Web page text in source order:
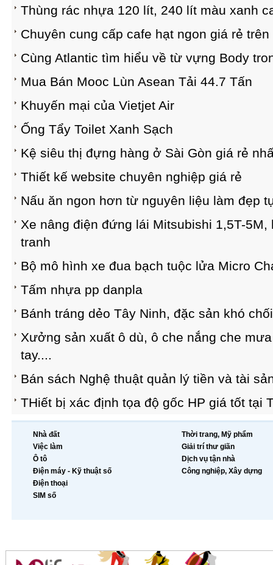
Thùng rác nhựa 120 lít, 240 lít màu xanh
Chuyên cung cấp cafe hạt ngon giá rẻ
Cùng Atlantic tìm hiểu về từ vựng Body
Mua Bán Mooc Lùn Asean Tải 44.7 Tấn
Khuyến mại của Vietjet Air
Ống Tẩy Toilet Xanh Sạch
Kệ siêu thị đựng hàng ở Sài Gòn giá rẻ
Thiết kế website chuyên nghiệp giá rẻ
Nấu ăn ngon hơn từ nguyên liệu làm đẹp
Xe nâng điện đứng lái Mitsubishi 1,5T-
tranh
Bộ mô hình xe đua bạch tuộc lửa Micro
Tấm nhựa pp danpla
Bánh tráng dẻo Tây Ninh, đặc sản khó
Xưởng sản xuất ô dù, ô che nắng che
tay....
Bán sách Nghệ thuật quản lý tiền và tài
THiết bị xác định tọa độ gốc HP giá tốt tại
Nhà đất
Việc làm
Ô tô
Điện máy - Kỹ thuật số
Điện thoại
SIM số
Thời trang, Mỹ phẩm
Giải trí thư giãn
Dịch vụ tận nhà
Công nghiệp, Xây dựng